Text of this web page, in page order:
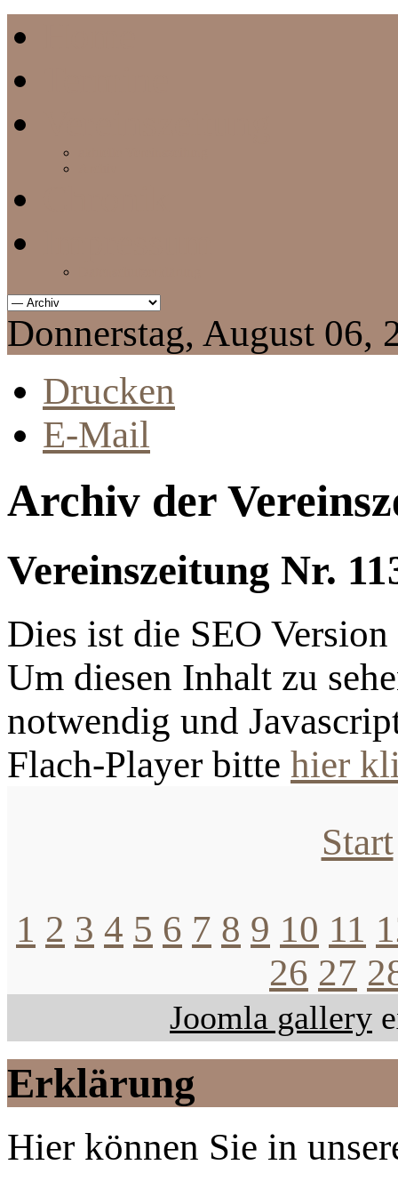
Donnerstag, August 06,
Drucken
E-Mail
Archiv der
Vereinszeitung Nr.
Dies ist die SEO
Um diesen Inhalt zu
notwendig und
Flach-Player bitte hier
Start
1 2 3 4 5 6 7 8 9 10 11
26 27
Joomla gallery
Erklärung
Hier können Sie in